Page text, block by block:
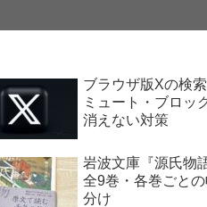
ブラウザ版Xの検
ミュート・ブロッ
消えない対策
岩波文庫『源氏物
全9巻・各巻ごと
分け